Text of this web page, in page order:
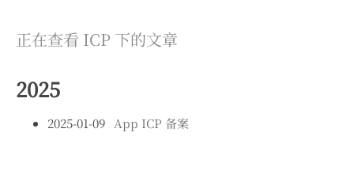
正在查看 ICP 下的文章
2025
2025-01-09 App ICP 备案